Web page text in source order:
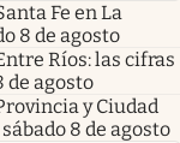
Fe en La
8 de agosto
Ríos: las cifras
de agosto
y Ciudad
8 de agosto